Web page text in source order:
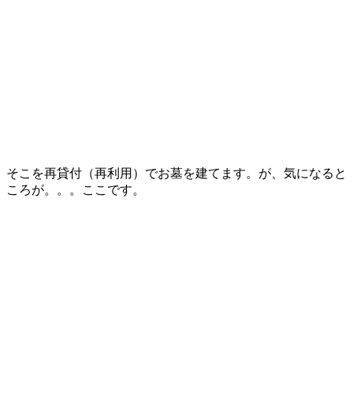
そこを再貸付（再利用）でお墓を建てます。が、気になると
ころが。。。ここです。